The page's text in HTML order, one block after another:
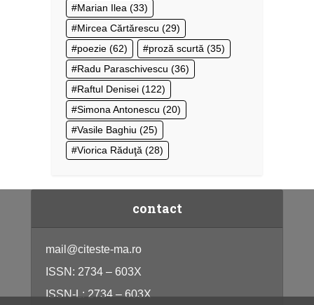
Marian Ilea (33)
Mircea Cărtărescu (29)
poezie (62) proză scurtă (35)
Radu Paraschivescu (36)
Raftul Denisei (122)
Simona Antonescu (20)
Vasile Baghiu (25)
Viorica Răduţă (28)
contact
mail@citeste-ma.ro
ISSN: 2734 – 603X
ISSN-L: 2734 – 603X